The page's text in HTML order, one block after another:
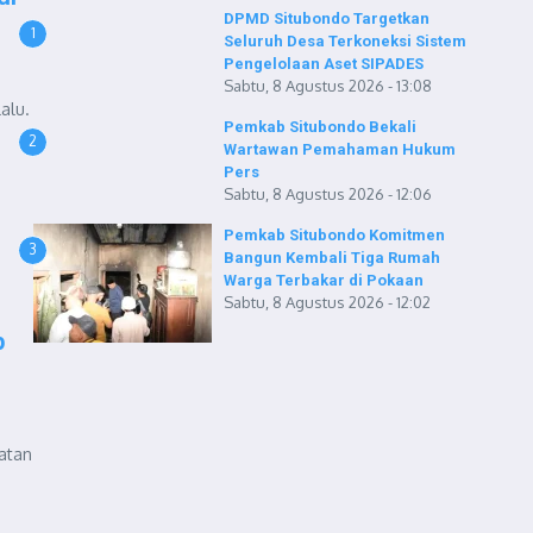
1
DPMD Situbondo Targetkan
Seluruh Desa Terkoneksi Sistem
Pengelolaan Aset SIPADES
Sabtu, 8 Agustus 2026 - 13:08
2
Pemkab Situbondo Bekali
Wartawan Pemahaman Hukum
Pers
Sabtu, 8 Agustus 2026 - 12:06
3
Pemkab Situbondo Komitmen
Bangun Kembali Tiga Rumah
Warga Terbakar di Pokaan
Sabtu, 8 Agustus 2026 - 12:02